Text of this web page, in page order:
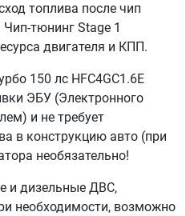
топлива после чип
тюнинг Stage 1
двигателя и КПП.
150 лс HFC4GC1.6E
ЭБУ (Электронного
и не требует
в конструкцию авто (при
необязательно!
и дизельные ДВС,
необходимости, возможно